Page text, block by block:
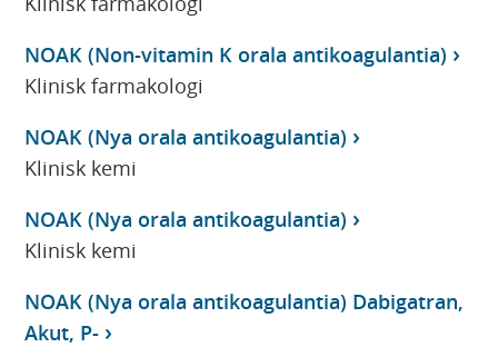
NOAK (Non-vitamin K orala antikoagulantia)
Klinisk farmakologi
NOAK (Nya orala antikoagulantia)
Klinisk kemi
NOAK (Nya orala antikoagulantia)
Klinisk kemi
NOAK (Nya orala antikoagulantia) Dabigatran,
Akut, P-